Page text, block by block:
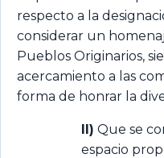
respecto a la
considerar un
Pueblos Originarios,
acercamiento a las
forma de honrar la
II) Que se
espacio